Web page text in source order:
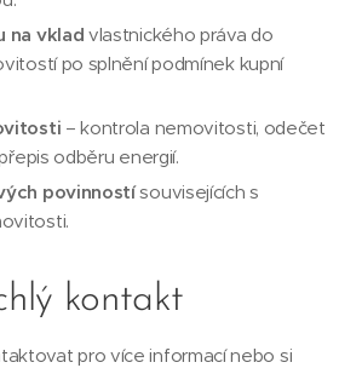
na vklad vlastnického práva do
po splnění podmínek kupní
– kontrola nemovitosti, odečet
odběru energií.
povinnostísouvisejících s
kontakt
pro více informací nebo si